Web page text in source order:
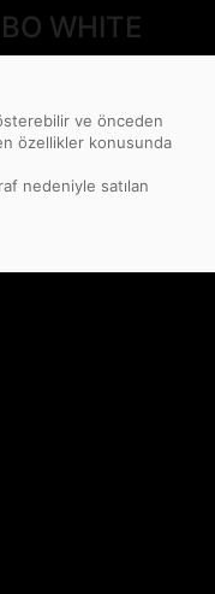
WHITE
ve önceden
özellikler konusunda
nedeniyle satılan